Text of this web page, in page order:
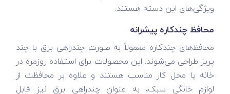
ویژگی‌های این دسته هستند.
محافظ چندکاره پیشرانه
محافظ‌های چندکاره معمولاً به صورت چندراهی برق با چند
پریز طراحی می‌شوند. این محصولات برای استفاده روزمره در
خانه یا محل کار مناسب هستند و علاوه بر محافظت از
لوازم خانگی سبک، به عنوان چندراهی برق نیز قابل